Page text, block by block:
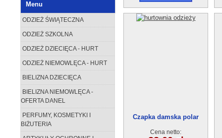
Menu
ODZIEŻ ŚWIĄTECZNA
ODZIEŻ SZKOLNA
ODZIEŻ DZIECIĘCA - HURT
ODZIEŻ NIEMOWLĘCA - HURT
BIELIZNA DZIECIĘCA
BIELIZNA NIEMOWLĘCA -
OFERTA DANEL
PERFUMY, KOSMETYKI I
BIŻUTERIA
Czapka damska polar
Cena netto: